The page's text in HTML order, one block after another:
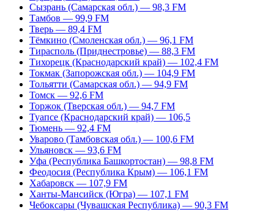
Сызрань (Самарская обл.) — 98,3 FM
Тамбов — 99,9 FM
Тверь — 89,4 FM
Тёмкино (Смоленская обл.) — 96,1 FM
Тирасполь (Приднестровье) — 88,3 FM
Тихорецк (Краснодарский край) — 102,4 FM
Токмак (Запорожская обл.) — 104,9 FM
Тольятти (Самарская обл.) — 94,9 FM
Томск — 92,6 FM
Торжок (Тверская обл.) — 94,7 FM
Туапсе (Краснодарский край) — 106,5
Тюмень — 92,4 FM
Уварово (Тамбовская обл.) — 100,6 FM
Ульяновск — 93,6 FM
Уфа (Республика Башкортостан) — 98,8 FM
Феодосия (Республика Крым) — 106,1 FM
Хабаровск — 107,9 FM
Ханты-Мансийск (Югра) — 107,1 FM
Чебоксары (Чувашская Республика) — 90,3 FM